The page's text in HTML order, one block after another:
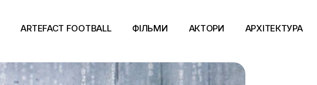
ARTEFACT FOOTBALL ФІЛЬМИ АКТОРИ АРХІТЕКТУРА